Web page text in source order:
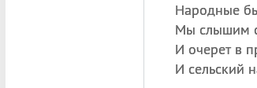
Народные
Мы слышим
И очерет в
И сельский